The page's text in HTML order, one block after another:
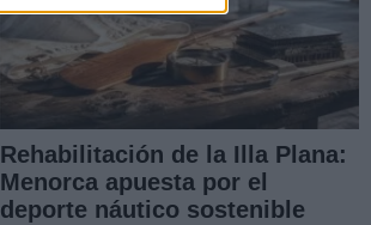
Rehabilitación de la Illa Plana:
Menorca apuesta por el
deporte náutico sostenible